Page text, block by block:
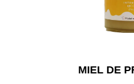
MIEL DE